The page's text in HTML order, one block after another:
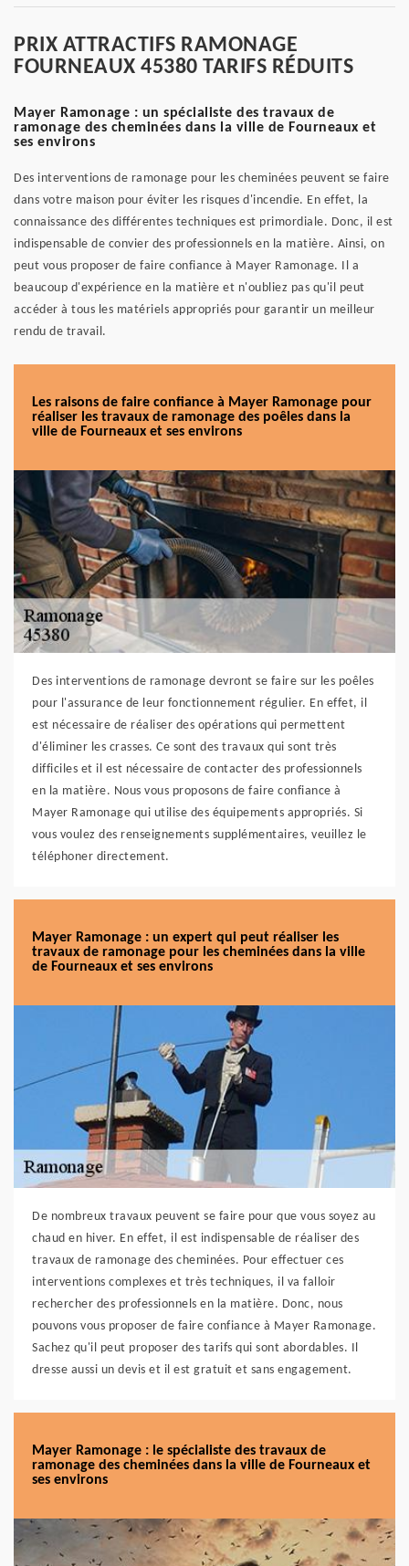
PRIX ATTRACTIFS RAMONAGE
FOURNEAUX 45380 TARIFS RÉDUITS
Mayer Ramonage : un spécialiste des travaux de
ramonage des cheminées dans la ville de Fourneaux et
ses environs
Des interventions de ramonage pour les cheminées peuvent se faire
dans votre maison pour éviter les risques d'incendie. En effet, la
connaissance des différentes techniques est primordiale. Donc, il est
indispensable de convier des professionnels en la matière. Ainsi, on
peut vous proposer de faire confiance à Mayer Ramonage. Il a
beaucoup d'expérience en la matière et n'oubliez pas qu'il peut
accéder à tous les matériels appropriés pour garantir un meilleur
rendu de travail.
Les raisons de faire confiance à Mayer Ramonage pour
réaliser les travaux de ramonage des poêles dans la
ville de Fourneaux et ses environs
Des interventions de ramonage devront se faire sur les poêles
pour l'assurance de leur fonctionnement régulier. En effet, il
est nécessaire de réaliser des opérations qui permettent
d'éliminer les crasses. Ce sont des travaux qui sont très
difficiles et il est nécessaire de contacter des professionnels
en la matière. Nous vous proposons de faire confiance à
Mayer Ramonage qui utilise des équipements appropriés. Si
vous voulez des renseignements supplémentaires, veuillez le
téléphoner directement.
Mayer Ramonage : un expert qui peut réaliser les
travaux de ramonage pour les cheminées dans la ville
de Fourneaux et ses environs
De nombreux travaux peuvent se faire pour que vous soyez au
chaud en hiver. En effet, il est indispensable de réaliser des
travaux de ramonage des cheminées. Pour effectuer ces
interventions complexes et très techniques, il va falloir
rechercher des professionnels en la matière. Donc, nous
pouvons vous proposer de faire confiance à Mayer Ramonage.
Sachez qu'il peut proposer des tarifs qui sont abordables. Il
dresse aussi un devis et il est gratuit et sans engagement.
Mayer Ramonage : le spécialiste des travaux de
ramonage des cheminées dans la ville de Fourneaux et
ses environs